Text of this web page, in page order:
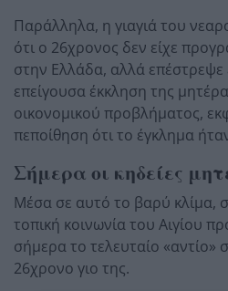
Παράλληλα, η γιαγιά του
ότι ο 26χρονος δεν είχε
στην Ελλάδα, αλλά
επείγουσα έκκληση της
οικονομικού προβλήματος,
πεποίθηση ότι το έγκλημα
Σήμερα οι κηδείες
Μέσα σε αυτό το βαρύ κλίμα,
τοπική κοινωνία του Αιγίου
σήμερα το τελευταίο «αντίο»
26χρονο γιο της.